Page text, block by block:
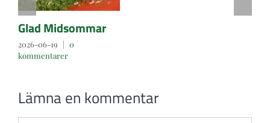
Glad Midsommar
2026-06-19 | 0
kommentarer
Lämna en kommentar